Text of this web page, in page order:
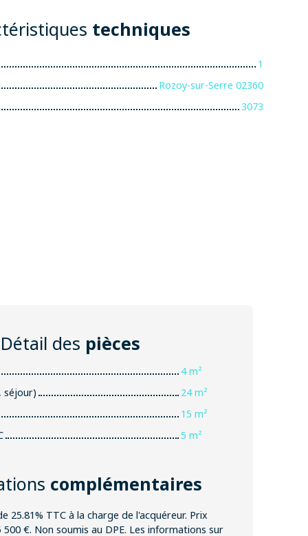
techniques
1
Rozoy-sur-Serre 02360
3073
Détail des pièces
4 m²
séjour)
24 m²
15 m²
5 m²
complémentaires
25.81% TTC à la charge de l'acquéreur. Prix
€. Non soumis au DPE. Les informations sur